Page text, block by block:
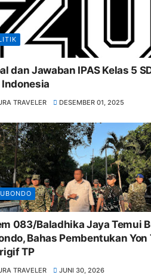
dan Jawaban IPAS Kelas 5
TRAVELER DESEMBER 01, 2025
083/Baladhika Jaya Temui
Bahas Pembentukan Yon
TP
TRAVELER JUNI 30, 2026